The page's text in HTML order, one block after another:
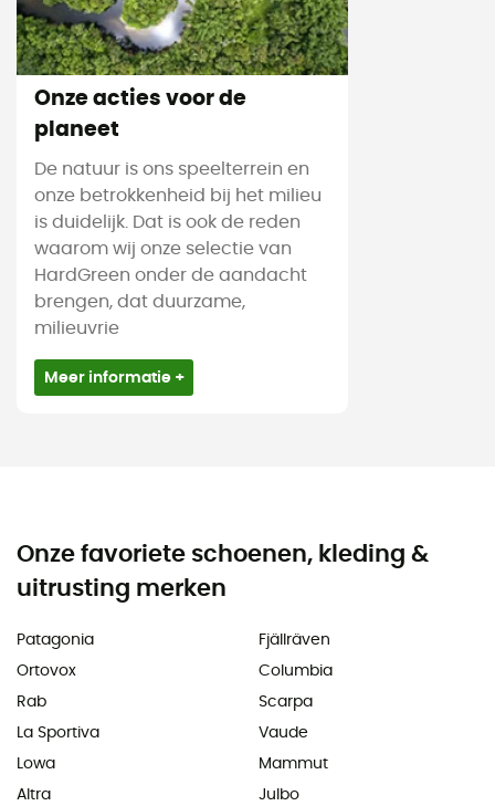
Onze acties voor de
planeet
De natuur is ons speelterrein en
onze betrokkenheid bij het milieu
is duidelijk. Dat is ook de reden
waarom wij onze selectie van
HardGreen onder de aandacht
brengen, dat duurzame,
milieuvrie
Meer informatie +
Onze favoriete schoenen, kleding &
uitrusting merken
Patagonia
Ortovox
Rab
La Sportiva
Lowa
Altra
Fjällräven
Columbia
Scarpa
Vaude
Mammut
Julbo